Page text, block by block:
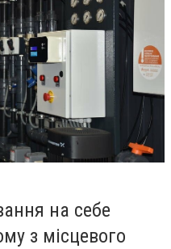
на себе
з місцевого